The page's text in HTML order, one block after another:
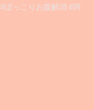
#ぽっこりお腹解消 #阿